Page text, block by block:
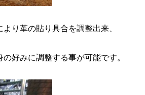
り革の貼り具合を調整出来、
好みに調整する事が可能です。